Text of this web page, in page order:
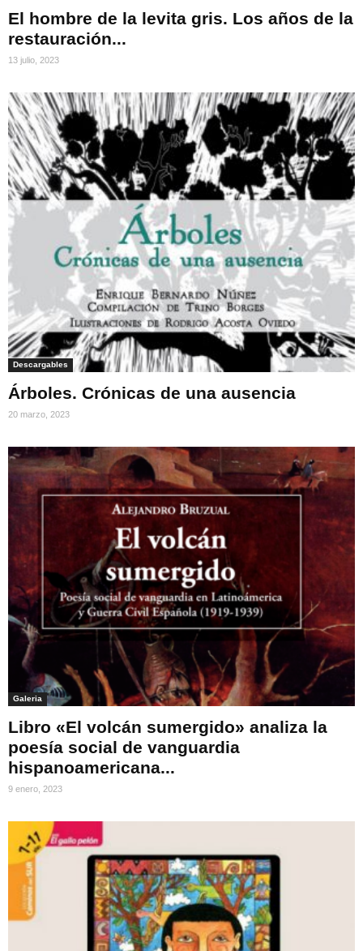
El hombre de la levita gris. Los años de la
restauración...
13 julio, 2023
Descargables
Árboles. Crónicas de una ausencia
20 marzo, 2023
Galeria
Libro «El volcán sumergido» analiza la
poesía social de vanguardia
hispanoamericana...
9 enero, 2023